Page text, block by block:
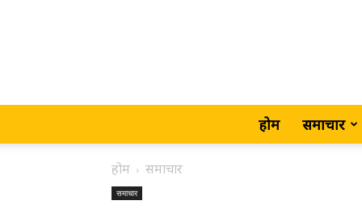
होम समाचार
होम समाचार
समाचार